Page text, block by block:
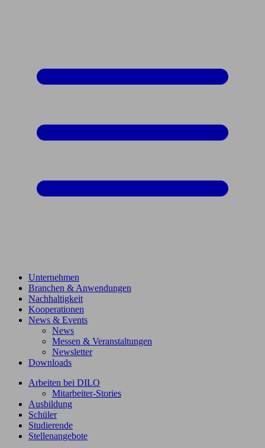
Unternehmen
Branchen & Anwendungen
Nachhaltigkeit
Kooperationen
News & Events
News
Messen & Veranstaltungen
Newsletter
Downloads
Arbeiten bei DILO
Mitarbeiter-Stories
Ausbildung
Schüler
Studierende
Stellenangebote